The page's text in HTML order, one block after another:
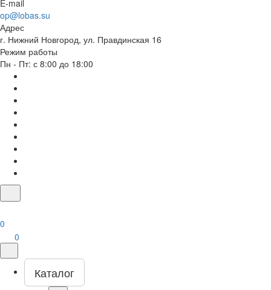
E-mail
op@lobas.su
Адрес
г. Нижний Новгород, ул. Правдинская 16
Режим работы
Пн - Пт: с 8:00 до 18:00
0
0
Каталог